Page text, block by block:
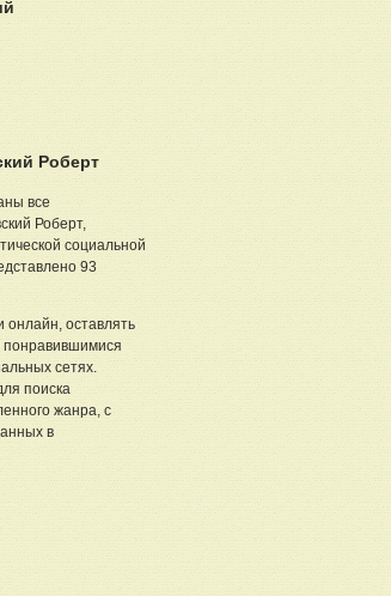
Роберт
все
Роберт,
социальной
93
онлайн, оставлять
понравившимися
сетях.
поиска
жанра, с
в